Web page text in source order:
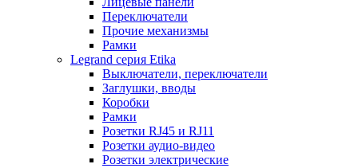
Переключатели
Прочие механизмы
Рамки
Legrand серия Etika
Выключатели, переключатели
Заглушки, вводы
Коробки
Рамки
Розетки RJ45 и RJ11
Розетки аудио-видео
Розетки электрические